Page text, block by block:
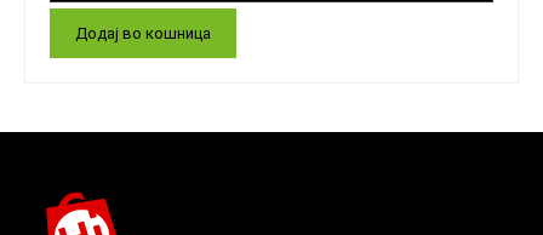
Додај во кошница